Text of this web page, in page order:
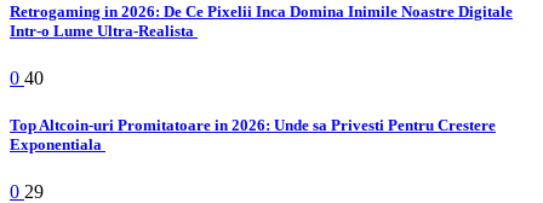
Retrogaming in 2026: De Ce Pixelii Inca Domina Inimile Noastre Digitale
Intr-o Lume Ultra-Realista
0 40
Top Altcoin-uri Promitatoare in 2026: Unde sa Privesti Pentru Crestere
Exponentiala
0 29